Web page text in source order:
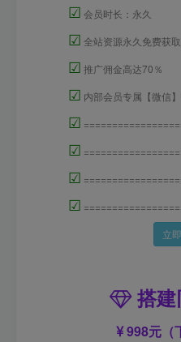
☑ 会员时长：永久
☑ 全站资源永久免费获取
☑ 推广佣金高达70％
☑ 内部会员专属【微信
☑
☑
☑
☑
立
搭建
998元（